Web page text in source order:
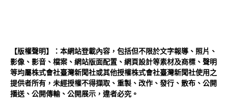
【版權聲明】：本網站登載內容，包括但不限於文字報導、照片、
影像、影音、檔案、網站版面配置、網頁設計等素材及商標、聲明
等均屬株式會社臺灣新聞社或其他授權株式會社臺灣新聞社使用之
提供者所有，未經授權不得擷取、重製、改作、發行、散布、公開
播送、公開傳輸、公開展示，違者必究。